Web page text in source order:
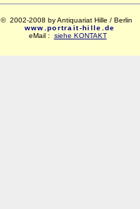
© 2002-2008 by Antiquariat Hille / Berlin
www.portrait-hille.de
eMail : siehe KONTAKT